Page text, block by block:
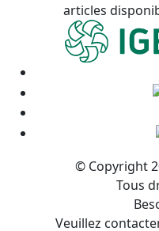
articles
© Copyright
Tous
Veuillez